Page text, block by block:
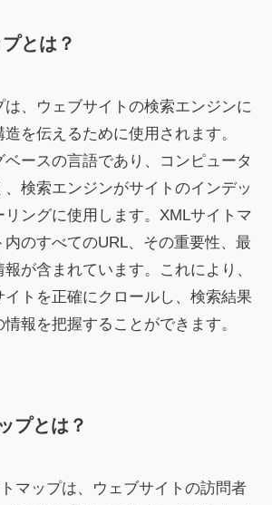
とは？
は、ウェブサイトの検索エンジンに
を伝えるために使用されます。
ースの言語であり、コンピュータ
検索エンジンがサイトのインデッ
リングに使用します。XMLサイトマ
内のすべてのURL、その重要性、最
が含まれています。これにより、
トを正確にクロールし、検索結果
報を把握することができます。
プとは？
マップは、ウェブサイトの訪問者